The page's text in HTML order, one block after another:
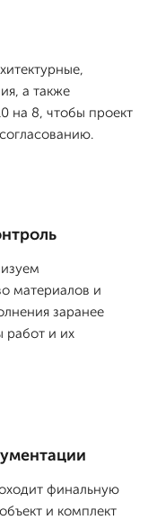
а также
на 8, чтобы проект
материалов и
заранее
работ и их
финальную
и комплект